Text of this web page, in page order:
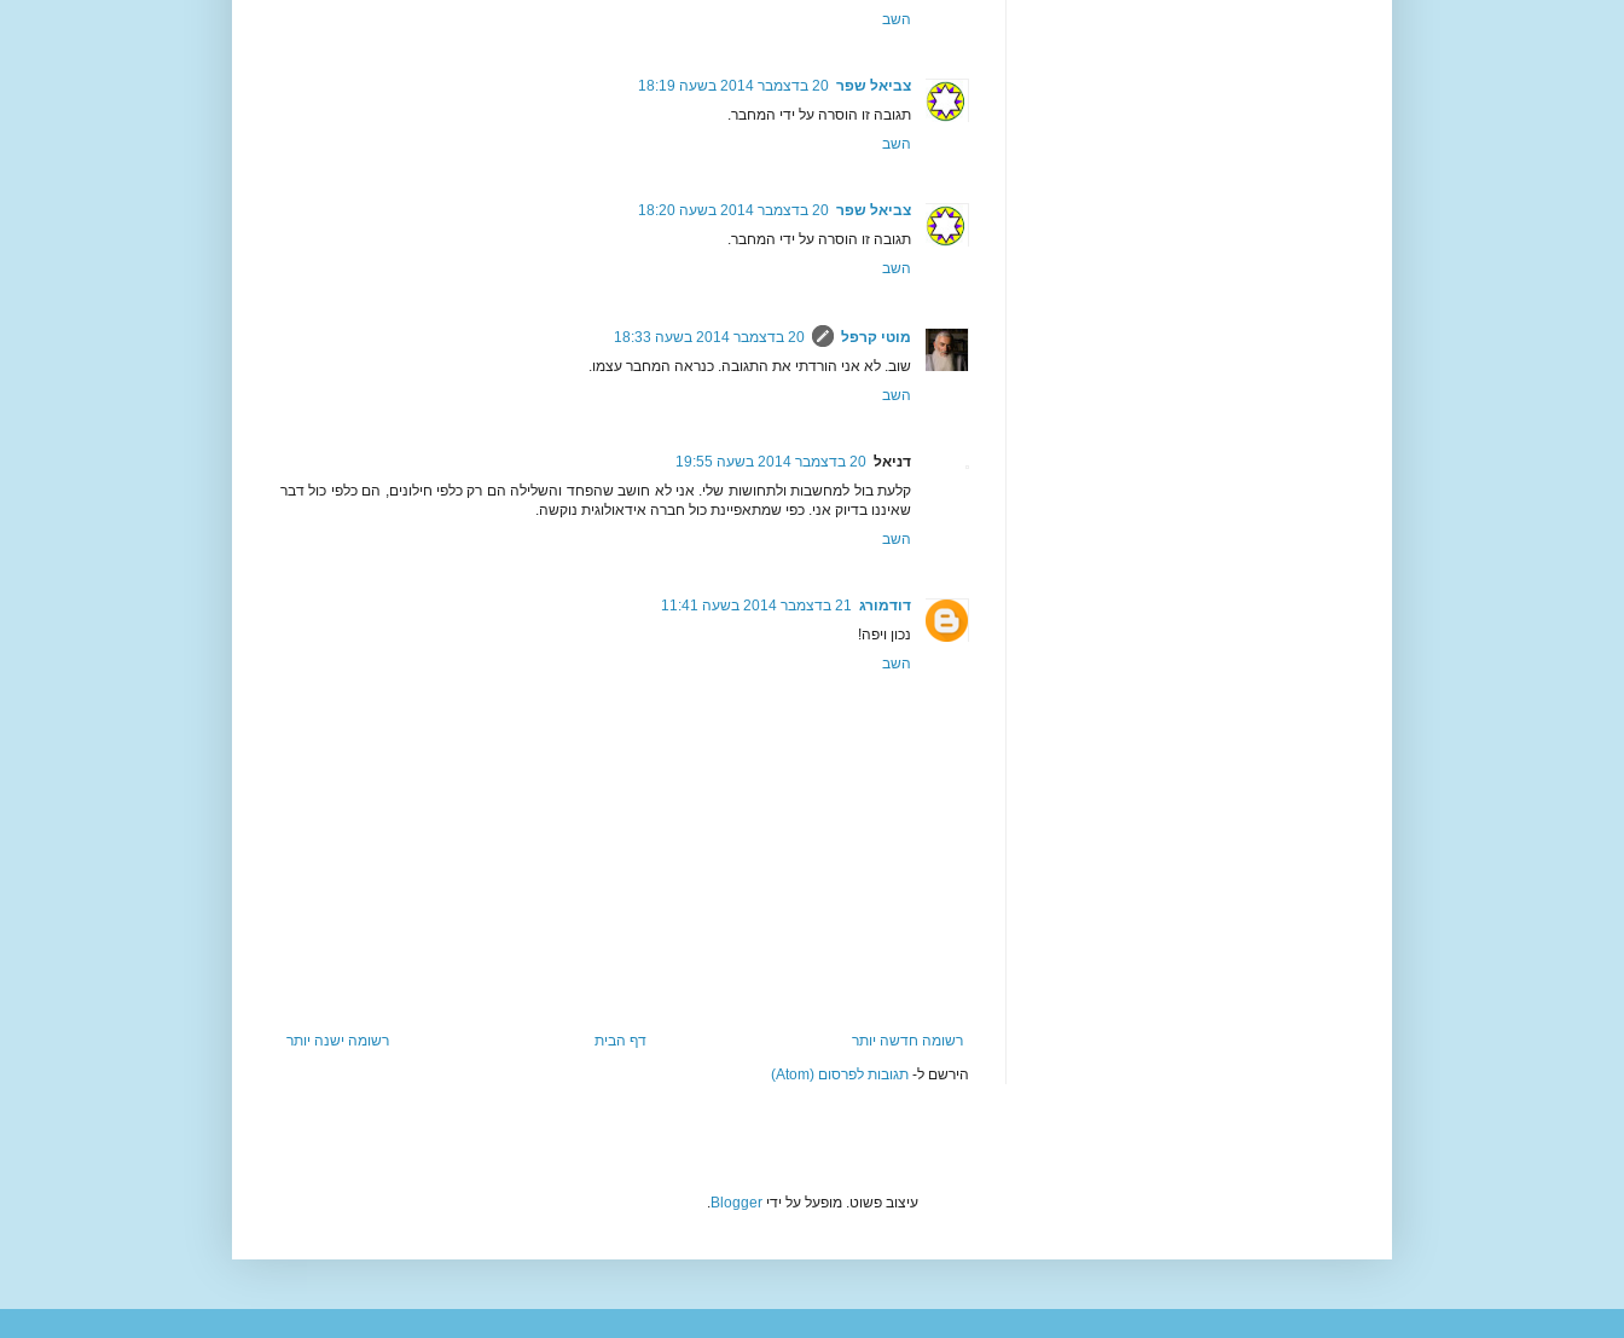
השב
צביאל שפר 20 בדצמבר 2014 בשעה 18:19
תגובה זו הוסרה על ידי המחבר.
השב
צביאל שפר 20 בדצמבר 2014 בשעה 18:20
תגובה זו הוסרה על ידי המחבר.
השב
מוטי קרפל
20 בדצמבר 2014 בשעה 18:33
שוב. לא אני הורדתי את התגובה. כנראה המחבר עצמו.
השב
דניאל 20 בדצמבר 2014 בשעה 19:55
קלעת בול למחשבות ולתחושות שלי. אני לא חושב שהפחד והשלילה הם רק כלפי חילונים, הם כלפי כול דבר
שאיננו בדיוק אני. כפי שמתאפיינת כול חברה אידאולוגית נוקשה.
השב
דודמורג
21 בדצמבר 2014 בשעה 11:41
נכון ויפה!
השב
רשומה חדשה יותר רשומה ישנה יותר
דף הבית
הירשם ל- תגובות לפרסום (Atom)
עיצוב פשוט. מופעל על ידיBlogger